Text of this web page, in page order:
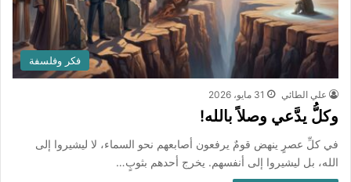
فكر وفلسفة
علي الطائي 31 مايو، 2026
وكلُّ يدَّعي وصلاً بالله!
في كلِّ عصرٍ ينهض قومٌ يرفعون أصابعهم نحو السماء، لا ليشيروا إلى
الله، بل ليشيروا إلى أنفسهم. يخرج أحدهم بثوبٍ…